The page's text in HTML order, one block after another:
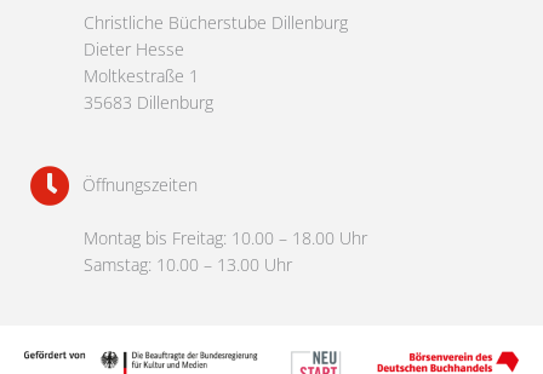
Christliche Bücherstube Dillenburg
Dieter Hesse
Moltkestraße 1
35683 Dillenburg
Öffnungszeiten
Montag bis Freitag: 10.00 – 18.00 Uhr
Samstag: 10.00 – 13.00 Uhr